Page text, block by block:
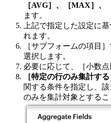
［AVG］、［MAX］、
ます。
上記で指定した設定に
れます。
［サブフォームの項目
選択します。
必要に応じて、［小数
［特定の行のみ集計する
関する条件を指定し、
のみを集計対象とするこ